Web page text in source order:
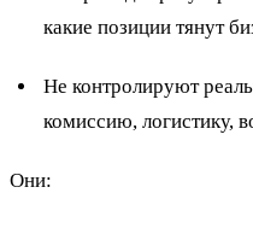
какие позиции тянут
Не контролируют
комиссию, логистику,
Они: